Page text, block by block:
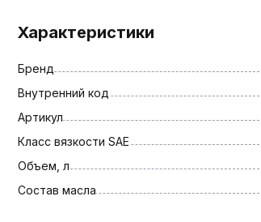
Характеристики
Бренд
Внутренний код
Артикул
Класс вязкости SAE
Объем, л
Состав масла